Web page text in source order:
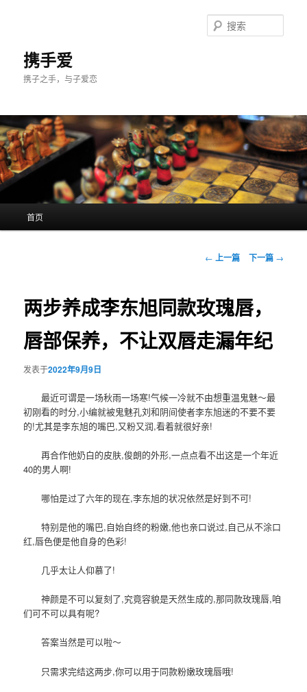
携手爱
携子之手，与子爱恋
索
首页
文
航
← 上一篇 下一篇 →
两步养成李东旭同款玫瑰唇，
唇部保养，不让双唇走漏年纪
发表于2022年9月9日
最近可谓是一场秋雨一场寒!气候一冷就不由想重温鬼魅～最
初刚看的时分,小编就被鬼魅孔刘和阴间使者李东旭迷的不要不要
的!尤其是李东旭的嘴巴,又粉又润,看着就很好亲!
再合作他奶白的皮肤,俊朗的外形,一点点看不出这是一个年近
40的男人啊!
哪怕是过了六年的现在,李东旭的状况依然是好到不可!
特别是他的嘴巴,自始自终的粉嫩,他也亲口说过,自己从不涂口
红,唇色便是他自身的色彩!
几乎太让人仰慕了!
神颜是不可以复刻了,究竟容貌是天然生成的,那同款玫瑰唇,咱
们可不可以具有呢?
答案当然是可以啦～
只需求完结这两步,你可以用于同款粉嫩玫瑰唇哦!